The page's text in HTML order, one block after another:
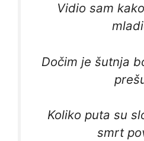
Vidio sam
Dočim je šutnja
Koliko puta su
smrt